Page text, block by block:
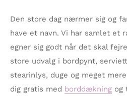
Den store dag nærmer sig og
have et navn. Vi har samlet et
egner sig godt når det skal
store udvalg i bordpynt,
stearinlys, duge og meget
dig gratis med borddækning og